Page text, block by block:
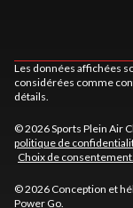
Les données affichées
considérées comme
détails.
© 2026 Sports Plein Air
politique de
Choix de consentement.
© 2026 Conception et
Power Go